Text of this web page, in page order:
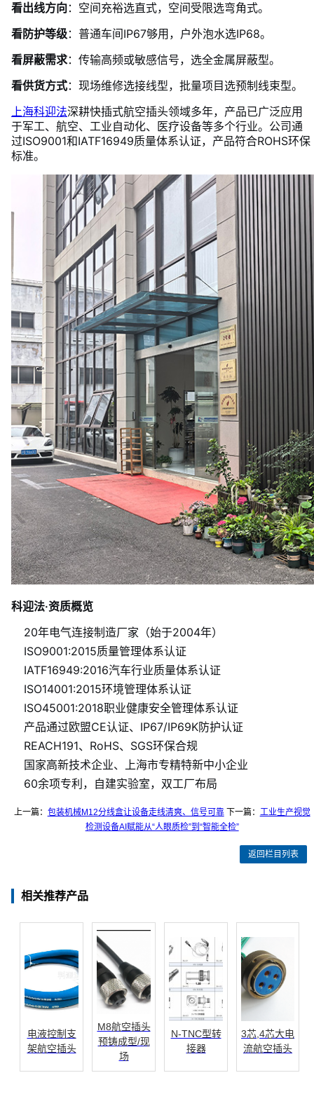
看出线方向：空间充裕选直式，空间受限选弯角式。
看防护等级：普通车间IP67够用，户外泡水选IP68。
看屏蔽需求：传输高频或敏感信号，选全金属屏蔽型。
看供货方式：现场维修选接线型，批量项目选预制线束型。
上海科迎法深耕快插式航空插头领域多年，产品已广泛应用
于军工、航空、工业自动化、医疗设备等多个行业。公司通
过ISO9001和IATF16949质量体系认证，产品符合ROHS环保
标准。
科迎法·资质概览
20年电气连接制造厂家（始于2004年）
ISO9001:2015质量管理体系认证
IATF16949:2016汽车行业质量体系认证
ISO14001:2015环境管理体系认证
ISO45001:2018职业健康安全管理体系认证
产品通过欧盟CE认证、IP67/IP69K防护认证
REACH191、RoHS、SGS环保合规
国家高新技术企业、上海市专精特新中小企业
60余项专利，自建实验室，双工厂布局
上一篇： 包装机械M12分线盒让设备走线清爽、信号可靠下一篇： 工业生产视觉
检测设备AI赋能从“人眼质检”到“智能全检”
返回栏目列表
相关推荐产品
电液控制支
架航空插头
M8航空插头
预铸成型/现
场
N-TNC型转
接器
3芯,4芯大电
流航空插头